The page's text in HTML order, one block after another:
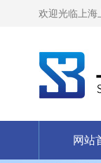
欢迎光临上海
网站